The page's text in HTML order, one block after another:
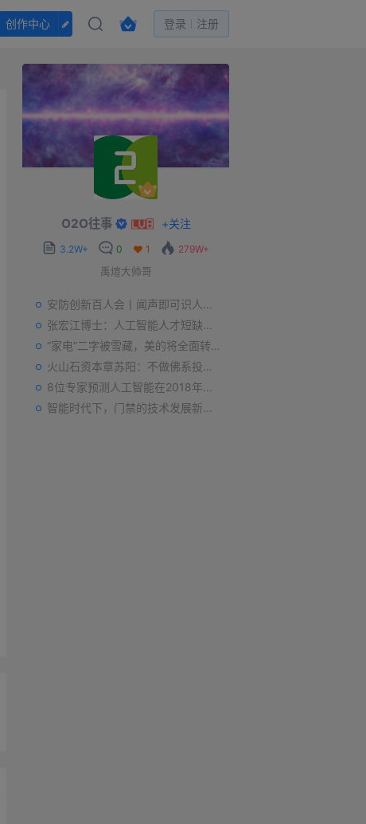
创作中心 登录 注册
O2O往事 +关注
3.2W+ 0 1
279W+
禹煊大帅哥
安防创新百人会丨闻声即可识人，虚拟诈骗的克星——声纹识别
张宏江博士：人工智能人才短缺是世界性问题
“家电”二字被雪藏，美的将全面转型智能制造？
火山石资本章苏阳：不做佛系投资人，为企业价值战斗到底
8位专家预测人工智能在2018年对我们的影响
智能时代下，门禁的技术发展新趋势